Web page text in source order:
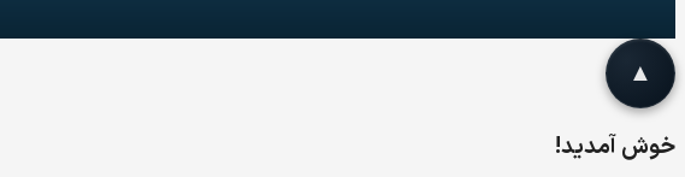
خوش آمدید!